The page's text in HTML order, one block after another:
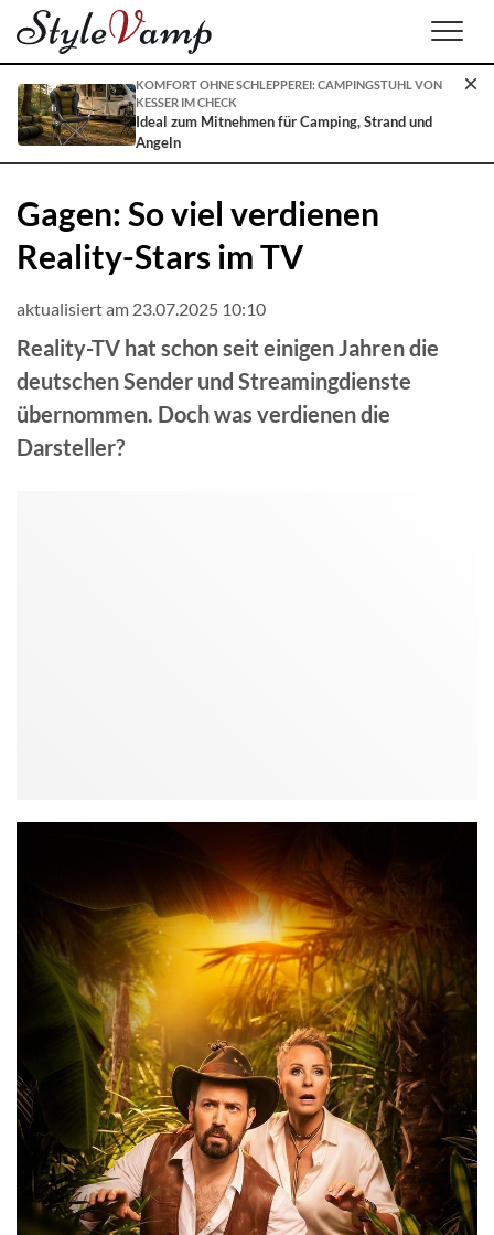
KOMFORT OHNE SCHLEPPEREI: CAMPINGSTUHL VON
KESSER IM CHECK
Ideal zum Mitnehmen für Camping, Strand und
Angeln
Gagen: So viel verdienen
Reality-Stars im TV
aktualisiert am 23.07.2025 10:10
Reality-TV hat schon seit einigen Jahren die
deutschen Sender und Streamingdienste
übernommen. Doch was verdienen die
Darsteller?